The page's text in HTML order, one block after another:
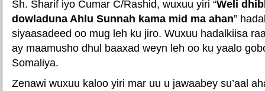
Sh. Sharif iyo Cumar C/Rashid, wuxuu yiri “Weli
dowladuna Ahlu Sunnah kama mid ma ahan”
siyaasadeed oo mug leh ku jiro. Wuxuu hadalkiisa
ay maamusho dhul baaxad weyn leh oo ku yaalo
Somaliya.
Zenawi wuxuu kaloo yiri mar uu u jawaabey su’aal